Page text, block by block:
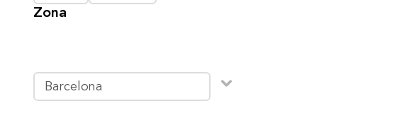
Zona
Barcelona